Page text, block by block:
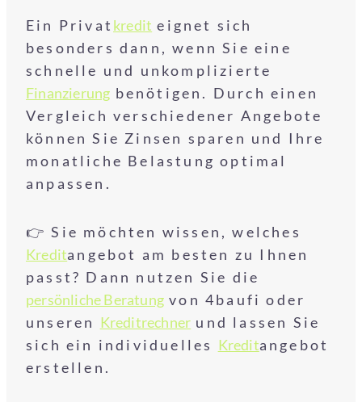
Ein Privat kredit eignet sich
besonders dann, wenn Sie eine
schnelle und unkomplizierte
Finanzierung benötigen. Durch einen
Vergleich verschiedener Angebote
können Sie Zinsen sparen und Ihre
monatliche Belastung optimal
anpassen.
👉 Sie möchten wissen, welches
Kreditangebot am besten zu Ihnen
passt? Dann nutzen Sie die
persönliche Beratung von 4baufi oder
unseren Kreditrechner und lassen Sie
sich ein individuelles Kreditangebot
erstellen.